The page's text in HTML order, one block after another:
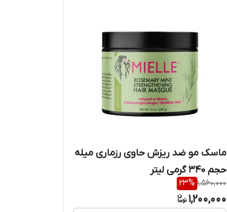
ماسک مو ضد ریزش حاوی رزماری میله
حجم 340 گرمی لیتر
1,560,000
23%
1,200,000